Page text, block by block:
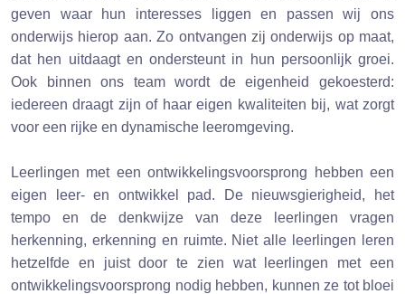
geven waar hun interesses liggen en passen wij ons
onderwijs hierop aan. Zo ontvangen zij onderwijs op maat,
dat hen uitdaagt en ondersteunt in hun persoonlijk groei.
Ook binnen ons team wordt de eigenheid gekoesterd:
iedereen draagt zijn of haar eigen kwaliteiten bij, wat zorgt
voor een rijke en dynamische leeromgeving.
Leerlingen met een ontwikkelingsvoorsprong hebben een
eigen leer- en ontwikkel pad. De nieuwsgierigheid, het
tempo en de denkwijze van deze leerlingen vragen
herkenning, erkenning en ruimte. Niet alle leerlingen leren
hetzelfde en juist door te zien wat leerlingen met een
ontwikkelingsvoorsprong nodig hebben, kunnen ze tot bloei